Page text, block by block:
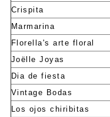
Crispita
Marmarina
Florella's arte floral
Joëlle Joyas
Dia de fiesta
Vintage Bodas
Los ojos chiribitas